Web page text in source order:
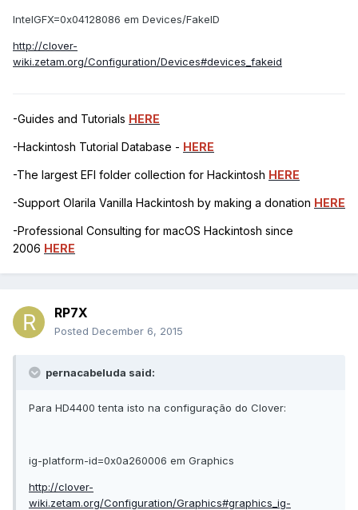
IntelGFX=0x04128086 em Devices/FakeID
http://clover-
wiki.zetam.org/Configuration/Devices#devices_fakeid
-Guides and Tutorials HERE
-Hackintosh Tutorial Database - HERE
-The largest EFI folder collection for Hackintosh HERE
-Support Olarila Vanilla Hackintosh by making a donation HERE
-Professional Consulting for macOS Hackintosh since
2006 HERE
RP7X
Posted December 6, 2015
pernacabeluda said:
Para HD4400 tenta isto na configuração do Clover:
ig-platform-id=0x0a260006 em Graphics
http://clover-
wiki.zetam.org/Configuration/Graphics#graphics_ig-